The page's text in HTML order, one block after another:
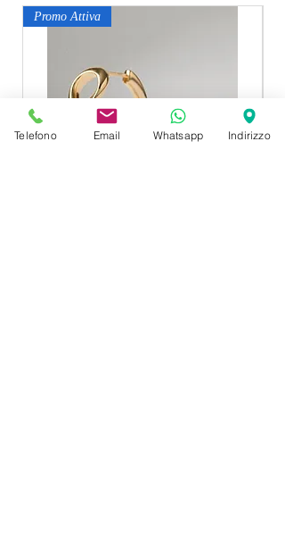
Promo Attiva
Telefono Email Whatsapp Indirizzo